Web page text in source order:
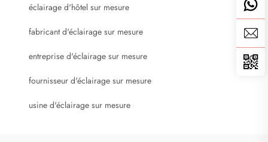
éclairage d'hôtel sur mesure
fabricant d'éclairage sur mesure
entreprise d'éclairage sur mesure
fournisseur d'éclairage sur mesure
usine d'éclairage sur mesure